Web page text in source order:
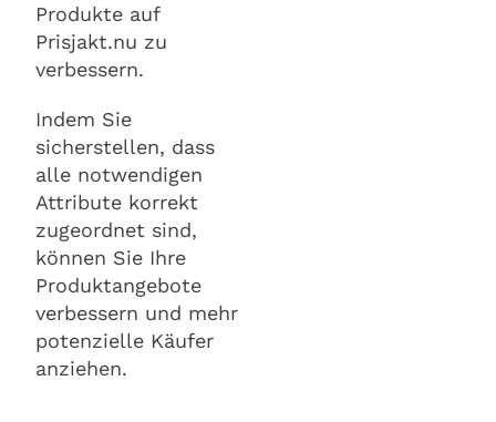
Produkte auf
Prisjakt.nu zu
verbessern.
Indem Sie
sicherstellen, dass
alle notwendigen
Attribute korrekt
zugeordnet sind,
können Sie Ihre
Produktangebote
verbessern und mehr
potenzielle Käufer
anziehen.